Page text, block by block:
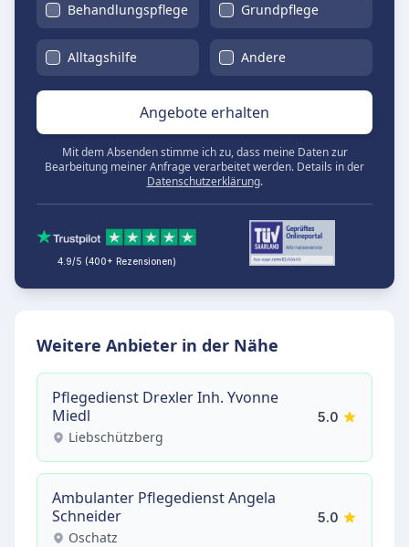
Behandlungspflege
Grundpflege
Alltagshilfe Andere
Angebote erhalten
Mit dem Absenden stimme ich zu, dass meine Daten zur
Bearbeitung meiner Anfrage verarbeitet werden. Details in der
Datenschutzerklärung.
4.9/5 (400+ Rezensionen)
Weitere Anbieter in der Nähe
Pflegedienst Drexler Inh. Yvonne
Miedl
Liebschützberg
5.0
Ambulanter Pflegedienst Angela
Schneider
Oschatz
5.0